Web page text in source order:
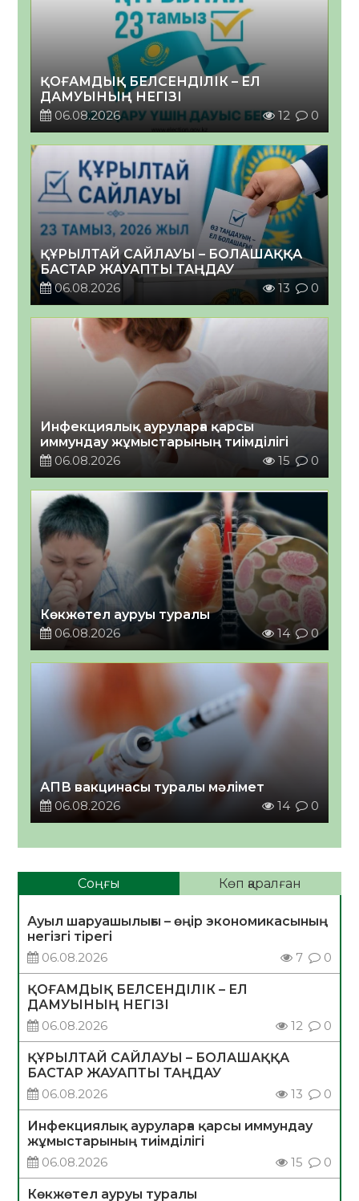
ҚОҒАМДЫҚ БЕЛСЕНДІЛІК – ЕЛ
ДАМУЫНЫҢ НЕГІЗІ
06.08.2026
12 0
ҚҰРЫЛТАЙ САЙЛАУЫ – БОЛАШАҚҚА
БАСТАР ЖАУАПТЫ ТАҢДАУ
06.08.2026
13 0
Инфекциялық ауруларға қарсы
иммундау жұмыстарының тиімділігі
06.08.2026
15 0
Көкжөтел ауруы туралы
06.08.2026
14 0
АПВ вакцинасы туралы мәлімет
06.08.2026
14 0
Соңғы Көп қаралған
Ауыл шаруашылығы – өңір экономикасының
негізгі тірегі
06.08.2026
7 0
ҚОҒАМДЫҚ БЕЛСЕНДІЛІК – ЕЛ
ДАМУЫНЫҢ НЕГІЗІ
06.08.2026
12 0
ҚҰРЫЛТАЙ САЙЛАУЫ – БОЛАШАҚҚА
БАСТАР ЖАУАПТЫ ТАҢДАУ
06.08.2026
13 0
Инфекциялық ауруларға қарсы иммундау
жұмыстарының тиімділігі
06.08.2026
15 0
Көкжөтел ауруы туралы